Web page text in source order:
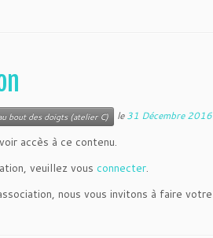
bout des doigts (atelier C) le31 Décembre 2016
accès à ce contenu.
veuillez vous connecter.
nous vous invitons à faire votre